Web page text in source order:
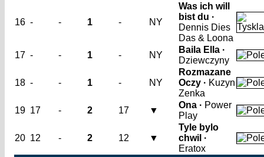
16 - - 1 - NY
Was ich will
bist du ·
Dennis Dies
Das & Loona
17 - - 1 - NY
Baila Ella ·
Dziewczyny
18 - - 1 - NY
Rozmazane
Oczy · Kuzyn
Zenka
19 17 - 2 17 ▼
Ona · Power
Play
20 12 - 2 12 ▼
Tyle bylo
chwil ·
Eratox